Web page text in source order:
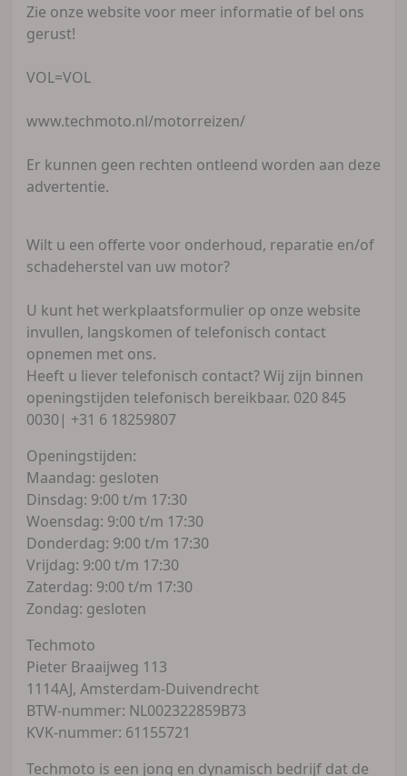
Zie onze website voor meer informatie of bel ons
gerust!
VOL=VOL
www.techmoto.nl/motorreizen/
Er kunnen geen rechten ontleend worden aan deze
advertentie.
Wilt u een offerte voor onderhoud, reparatie en/of
schadeherstel van uw motor?
U kunt het werkplaatsformulier op onze website
invullen, langskomen of telefonisch contact
opnemen met ons.
Heeft u liever telefonisch contact? Wij zijn binnen
openingstijden telefonisch bereikbaar. 020 845
0030| +31 6 18259807
Openingstijden:
Maandag: gesloten
Dinsdag: 9:00 t/m 17:30
Woensdag: 9:00 t/m 17:30
Donderdag: 9:00 t/m 17:30
Vrijdag: 9:00 t/m 17:30
Zaterdag: 9:00 t/m 17:30
Zondag: gesloten
Techmoto
Pieter Braaijweg 113
1114AJ, Amsterdam-Duivendrecht
BTW-nummer: NL002322859B73
KVK-nummer: 61155721
Techmoto is een jong en dynamisch bedrijf dat de